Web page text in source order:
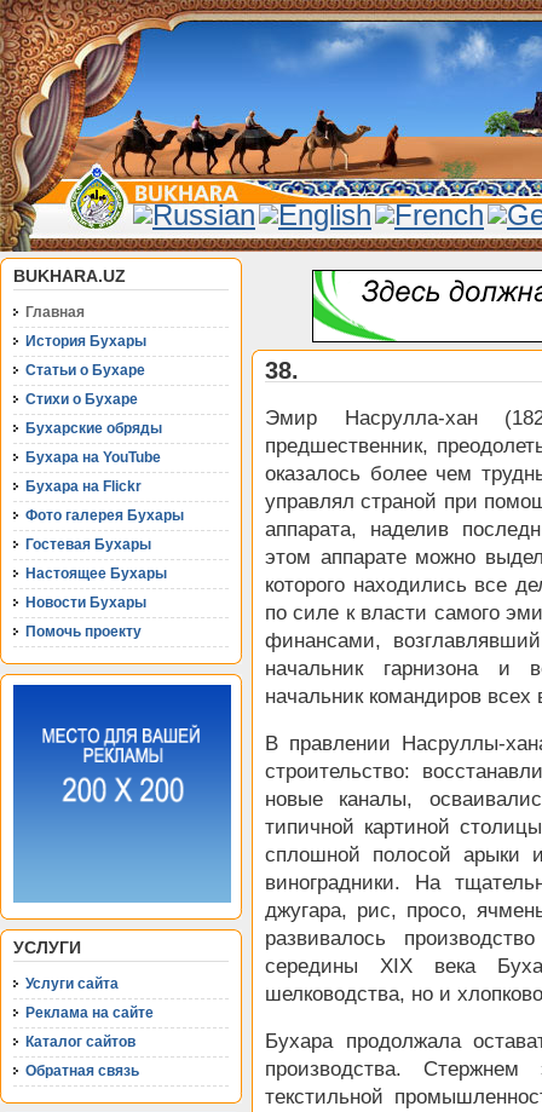
BUKHARA.UZ
Главная
История Бухары
Статьи о Бухаре
Стихи о Бухаре
Бухарские обряды
Бухара на YouTube
Бухара на Flickr
Фото галерея Бухары
Гостевая Бухары
Настоящее Бухары
Новости Бухары
Помочь проекту
УСЛУГИ
Услуги сайта
Реклама на сайте
Каталог сайтов
Обратная связь
38.
Эмир Насрулла-хан
предшественник,
оказалось более чем
управлял страной при
аппарата, наделив
этом аппарате можно
которого находились все
по силе к власти самого
финансами,
начальник гарнизона и
начальник командиров всех
В правлении Насруллы-
строительство:
новые каналы,
типичной картиной
сплошной полосой арыки
виноградники. На
джугара, рис, просо,
развивалось
середины XIX века
шелководства, но и
Бухара продолжала
производства. Стержнем
текстильной